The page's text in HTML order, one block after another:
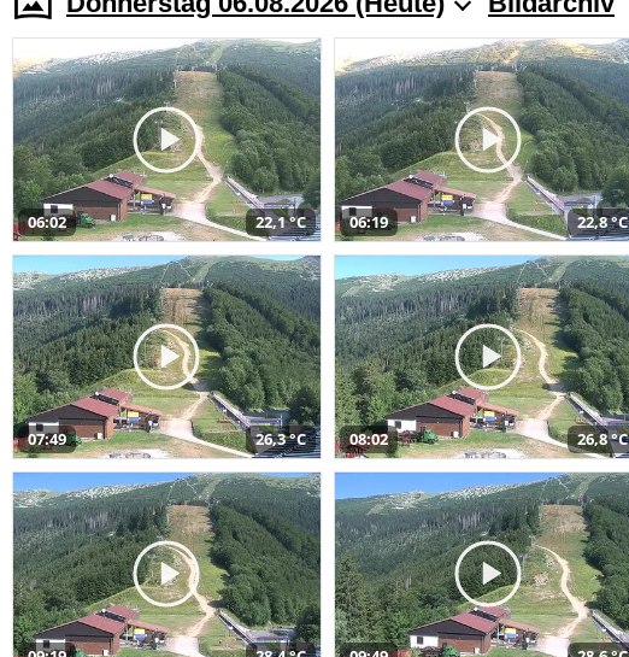
06:02 22,1 °C 06:19 22,8 °C
07:49 26,3 °C 08:02 26,8 °C